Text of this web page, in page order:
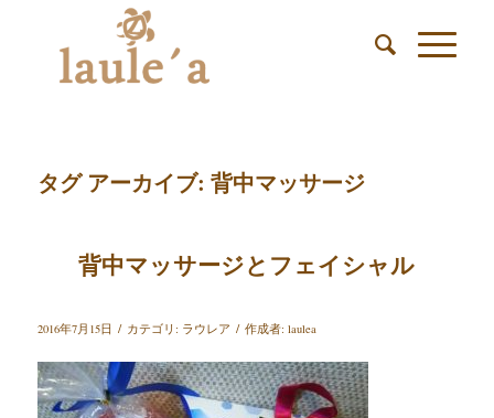
タグ アーカイブ: 背中マッサージ
背中マッサージとフェイシャル
2016年7月15日 / カテゴリ: ラウレア / 作成者: laulea